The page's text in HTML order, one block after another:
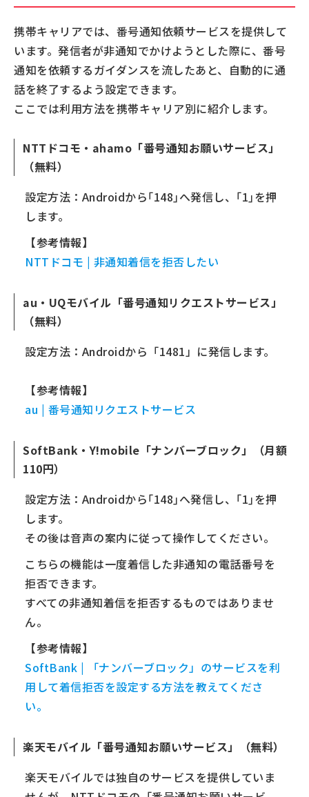
携帯キャリアでは、番号通知依頼サービスを提供して
います。発信者が非通知でかけようとした際に、番号
通知を依頼するガイダンスを流したあと、自動的に通
話を終了するよう設定できます。
ここでは利用方法を携帯キャリア別に紹介します。
NTTドコモ・ahamo「番号通知お願いサービス」
（無料）
設定方法：Androidから｢148｣へ発信し、｢1｣を押
します。
【参考情報】
NTTドコモ | 非通知着信を拒否したい
au・UQモバイル「番号通知リクエストサービス」
（無料）
設定方法：Androidから「1481」に発信します。
【参考情報】
au | 番号通知リクエストサービス
SoftBank・Y!mobile「ナンバーブロック」（月額
110円）
設定方法：Androidから｢148｣へ発信し、｢1｣を押
します。
その後は音声の案内に従って操作してください。
こちらの機能は一度着信した非通知の電話番号を
拒否できます。
すべての非通知着信を拒否するものではありませ
ん。
【参考情報】
SoftBank | 「ナンバーブロック」のサービスを利
用して着信拒否を設定する方法を教えてくださ
い。
楽天モバイル「番号通知お願いサービス」（無料）
楽天モバイルでは独自のサービスを提供していま